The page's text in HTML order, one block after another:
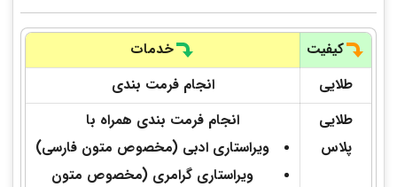
کیفیت
خدمات
طلایی
انجام فرمت‌ بندی
طلایی
پلاس
انجام‌ فرمت‌ بندی همراه با
ویراستاری ادبی (مخصوص متون فارسی)
ویراستاری گرامری (مخصوص متون